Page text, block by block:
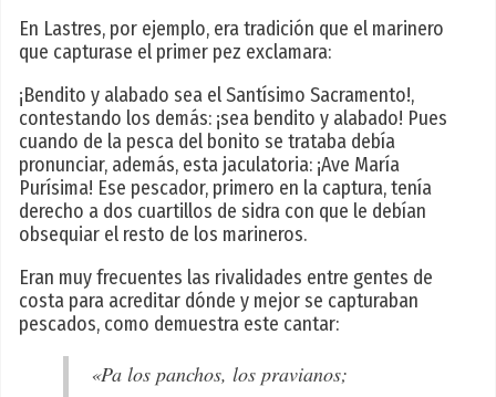
En Lastres, por ejemplo, era tradición que el marinero
que capturase el primer pez exclamara:
¡Bendito y alabado sea el Santísimo Sacramento!,
contestando los demás: ¡sea bendito y alabado! Pues
cuando de la pesca del bonito se trataba debía
pronunciar, además, esta jaculatoria: ¡Ave María
Purísima! Ese pescador, primero en la captura, tenía
derecho a dos cuartillos de sidra con que le debían
obsequiar el resto de los marineros.
Eran muy frecuentes las rivalidades entre gentes de
costa para acreditar dónde y mejor se capturaban
pescados, como demuestra este cantar:
«Pa los panchos, los pravianos;